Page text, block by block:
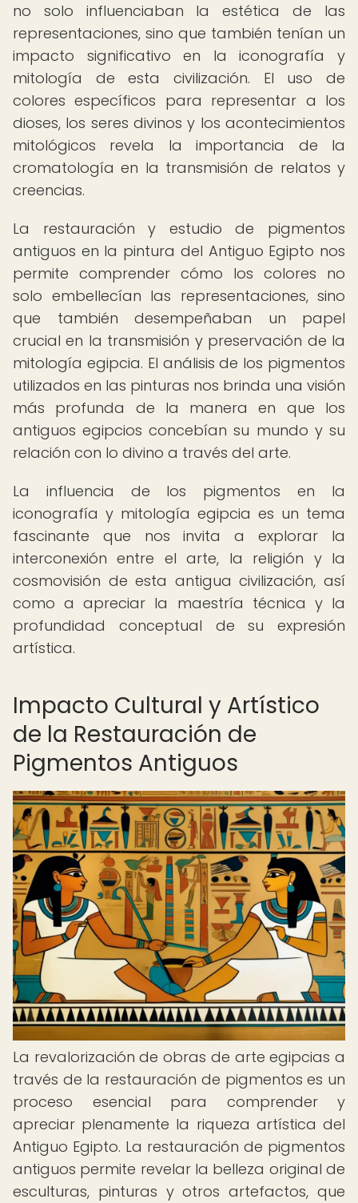
no solo influenciaban la estética de las
representaciones, sino que también tenían un
impacto significativo en la iconografía y
mitología de esta civilización. El uso de
colores específicos para representar a los
dioses, los seres divinos y los acontecimientos
mitológicos revela la importancia de la
cromatología en la transmisión de relatos y
creencias.
La restauración y estudio de pigmentos
antiguos en la pintura del Antiguo Egipto nos
permite comprender cómo los colores no
solo embellecían las representaciones, sino
que también desempeñaban un papel
crucial en la transmisión y preservación de la
mitología egipcia. El análisis de los pigmentos
utilizados en las pinturas nos brinda una visión
más profunda de la manera en que los
antiguos egipcios concebían su mundo y su
relación con lo divino a través del arte.
La influencia de los pigmentos en la
iconografía y mitología egipcia es un tema
fascinante que nos invita a explorar la
interconexión entre el arte, la religión y la
cosmovisión de esta antigua civilización, así
como a apreciar la maestría técnica y la
profundidad conceptual de su expresión
artística.
Impacto Cultural y Artístico
de la Restauración de
Pigmentos Antiguos
La revalorización de obras de arte egipcias a
través de la restauración de pigmentos es un
proceso esencial para comprender y
apreciar plenamente la riqueza artística del
Antiguo Egipto. La restauración de pigmentos
antiguos permite revelar la belleza original de
esculturas, pinturas y otros artefactos, que